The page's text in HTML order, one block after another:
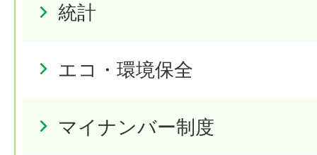
統計
エコ・環境保全
マイナンバー制度